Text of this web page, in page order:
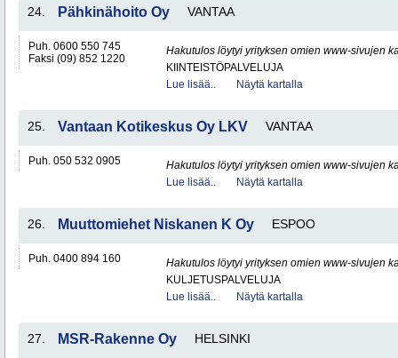
24. Pähkinähoito Oy VANTAA
Puh. 0600 550 745
Faksi (09) 852 1220
Hakutulos löytyi yrityksen omien www-sivujen
KIINTEISTÖPALVELUJA
Lue lisää..
Näytä kartalla
25. Vantaan Kotikeskus Oy LKV VANTAA
Puh. 050 532 0905
Hakutulos löytyi yrityksen omien www-sivujen
Lue lisää..
Näytä kartalla
26. Muuttomiehet Niskanen K Oy ESPOO
Puh. 0400 894 160
Hakutulos löytyi yrityksen omien www-sivujen
KULJETUSPALVELUJA
Lue lisää..
Näytä kartalla
27. MSR-Rakenne Oy HELSINKI